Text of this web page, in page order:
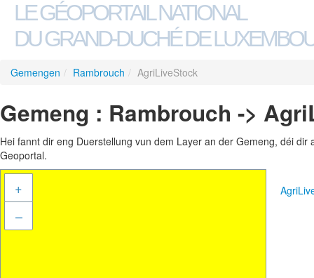
LE GÉOPORTAIL NATIONAL
DU GRAND-DUCHÉ DE
Gemengen / Rambrouch / AgriLiveStock
Gemeng : Rambrouch ->
Hei fannt dir eng Duerstellung vun dem Layer an der Gemeng, déi
Geoportal.
+
–